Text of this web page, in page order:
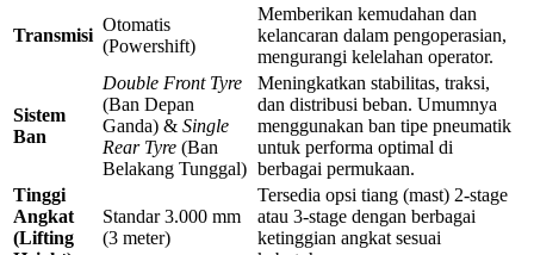
Transmisi
Otomatis
(Powershift)
Memberikan kemudahan dan
kelancaran dalam pengoperasian,
mengurangi kelelahan operator.
Sistem
Ban
Double Front Tyre
(Ban Depan
Ganda) & Single
Rear Tyre (Ban
Belakang Tunggal)
Meningkatkan stabilitas, traksi,
dan distribusi beban. Umumnya
menggunakan ban tipe pneumatik
untuk performa optimal di
berbagai permukaan.
Tinggi
Angkat
(Lifting
Standar 3.000 mm
(3 meter)
Tersedia opsi tiang (mast) 2-stage
atau 3-stage dengan berbagai
ketinggian angkat sesuai